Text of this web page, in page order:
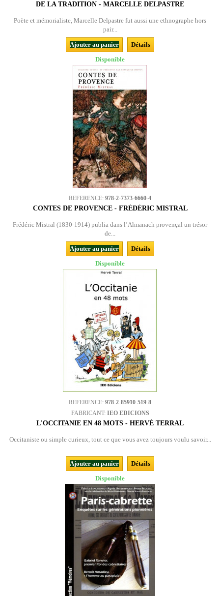
DE LA TRADITION - MARCELLE DELPASTRE
Poète et mémorialiste, Marcelle Delpastre fut aussi une ethnographe hors
pair...
Ajouter au panier
Détails
Disponible
REFERENCE: 978-2-7373-6660-4
CONTES DE PROVENCE - FRÉDÉRIC MISTRAL
Frédéric Mistral (1830-1914) publia dans l’Almanach provençal un trésor
de...
Ajouter au panier
Détails
Disponible
REFERENCE: 978-2-85910-519-8
FABRICANT: IEO EDICIONS
L'OCCITANIE EN 48 MOTS - HERVÉ TERRAL
Occitaniste ou simple curieux, tout ce que vous avez toujours voulu savoir...
Ajouter au panier
Détails
Disponible